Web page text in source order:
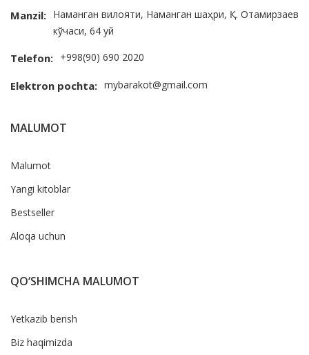
Manzil: Наманган вилояти, Наманган шаҳри, Қ. Отамирзаев
кўчаси, 64 уй
Telefon: +998(90) 690 2020
Elektron pochta: mybarakot@gmail.com
MALUMOT
Malumot
Yangi kitoblar
Bestseller
Aloqa uchun
QO‘SHIMCHA MALUMOT
Yetkazib berish
Biz haqimizda